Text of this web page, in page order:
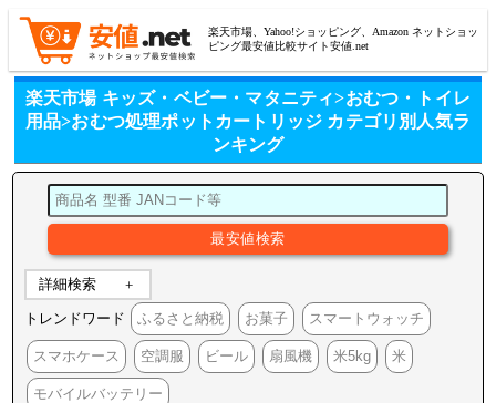
楽天市場、Yahoo!ショッピング、Amazon ネットショッ
ピング最安値比較サイト安値.net
楽天市場 キッズ・ベビー・マタニティ>おむつ・トイレ
用品>おむつ処理ポットカートリッジ カテゴリ別人気ラ
ンキング
詳細検索
トレンドワード ふるさと納税 お菓子 スマートウォッチ
スマホケース 空調服 ビール 扇風機 米5kg 米
モバイルバッテリー